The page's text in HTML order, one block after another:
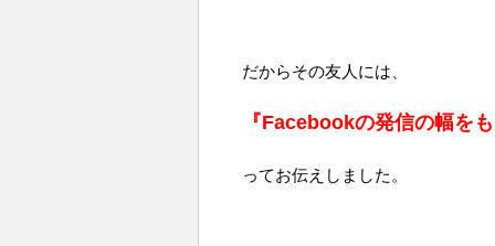
だからその友人には、
『Facebookの発信の幅を
ってお伝えしました。